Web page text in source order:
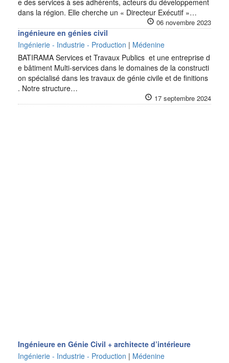
e des services à ses adhérents, acteurs du développement
dans la région. Elle cherche un « Directeur Exécutif »…
06 novembre 2023
ingénieure en génies civil
Ingénierie - Industrie - Production | Médenine
BATIRAMA Services et Travaux Publics et une entreprise d
e bâtiment Multi-services dans le domaines de la constructi
on spécialisé dans les travaux de génie civile et de finitions
. Notre structure…
17 septembre 2024
Ingénieure en Génie Civil + architecte d’intérieure
Ingénierie - Industrie - Production | Médenine